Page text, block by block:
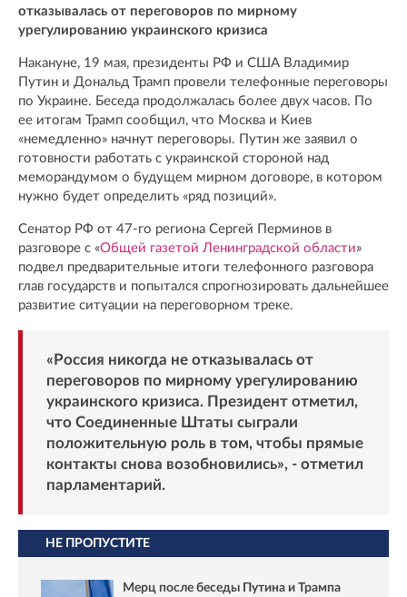
отказывалась от переговоров по мирному
урегулированию украинского кризиса
Накануне, 19 мая, президенты РФ и США Владимир
Путин и Дональд Трамп провели телефонные переговоры
по Украине. Беседа продолжалась более двух часов. По
ее итогам Трамп сообщил, что Москва и Киев
«немедленно» начнут переговоры. Путин же заявил о
готовности работать с украинской стороной над
меморандумом о будущем мирном договоре, в котором
нужно будет определить «ряд позиций».
Сенатор РФ от 47-го региона Сергей Перминов в
разговоре с «Общей газетой Ленинградской области»
подвел предварительные итоги телефонного разговора
глав государств и попытался спрогнозировать дальнейшее
развитие ситуации на переговорном треке.
«Россия никогда не отказывалась от
переговоров по мирному урегулированию
украинского кризиса. Президент отметил,
что Соединенные Штаты сыграли
положительную роль в том, чтобы прямые
контакты снова возобновились», - отметил
парламентарий.
НЕ ПРОПУСТИТЕ
Мерц после беседы Путина и Трампа